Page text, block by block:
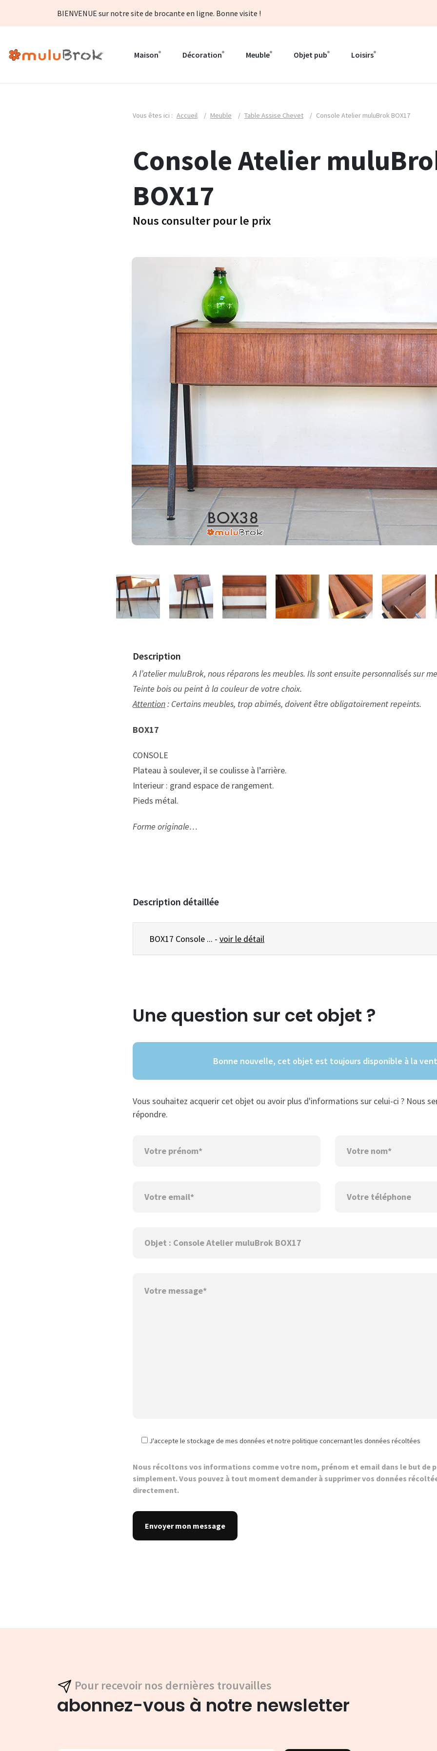
BIENVENUE sur notre site de brocante en ligne. Bonne visite !
Maison Décoration Meuble Objet pub Loisirs
Vous êtes ici : Accueil / Meuble / Table Assise Chevet / Console Atelier muluBrok BOX17
Console Atelier
BOX17
Nous consulter pour le prix
Description
A l’atelier muluBrok, nous réparons les meubles. Ils sont ensuite personnalisés sur
Teinte bois ou peint à la couleur de votre choix.
Attention: Certains meubles, trop abimés, doivent être obligatoirement repeints.
BOX17
CONSOLE
Plateau à soulever, il se coulisse à l’arrière.
Interieur : grand espace de rangement.
Pieds métal.
Forme originale…
Description détaillée
BOX17 Console ... - voir le détail
Une question sur cet objet ?
Bonne nouvelle, cet objet est toujours disponible à la
Vous souhaitez acquerir cet objet ou avoir plus d'informations sur celui-ci ? Nous
répondre.
J'accepte le stockage de mes données et notre politique concernant les données récoltées
Nous récoltons vos informations comme votre nom, prénom et email dans le but de
simplement. Vous pouvez à tout moment demander à supprimer vos données
directement.
Pour recevoir nos dernières trouvailles
abonnez-vous à notre newsletter